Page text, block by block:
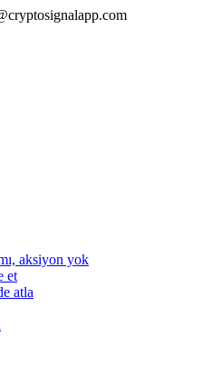
cryptosignalapp.com
aksiyon yok
et
atla